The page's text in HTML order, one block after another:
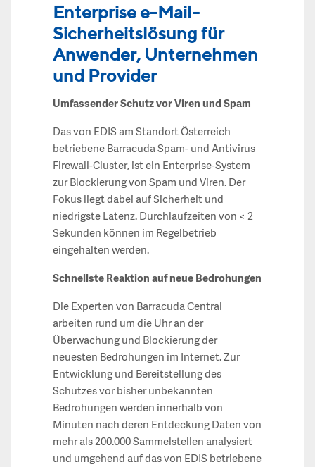
Enterprise e-Mail-
Sicherheitslösung für
Anwender, Unternehmen
und Provider
Umfassender Schutz vor Viren und Spam
Das von EDIS am Standort Österreich
betriebene Barracuda Spam- und Antivirus
Firewall-Cluster, ist ein Enterprise-System
zur Blockierung von Spam und Viren. Der
Fokus liegt dabei auf Sicherheit und
niedrigste Latenz. Durchlaufzeiten von < 2
Sekunden können im Regelbetrieb
eingehalten werden.
Schnellste Reaktion auf neue Bedrohungen
Die Experten von Barracuda Central
arbeiten rund um die Uhr an der
Überwachung und Blockierung der
neuesten Bedrohungen im Internet. Zur
Entwicklung und Bereitstellung des
Schutzes vor bisher unbekannten
Bedrohungen werden innerhalb von
Minuten nach deren Entdeckung Daten von
mehr als 200.000 Sammelstellen analysiert
und umgehend auf das von EDIS betriebene